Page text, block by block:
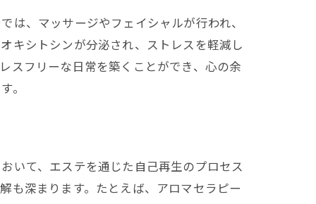
、マッサージやフェイシャルが行われ、
キシトシンが分泌され、ストレスを軽減し
スフリーな日常を築くことができ、心の余
。
いて、エステを通じた自己再生のプロセス
も深まります。たとえば、アロマセラピー